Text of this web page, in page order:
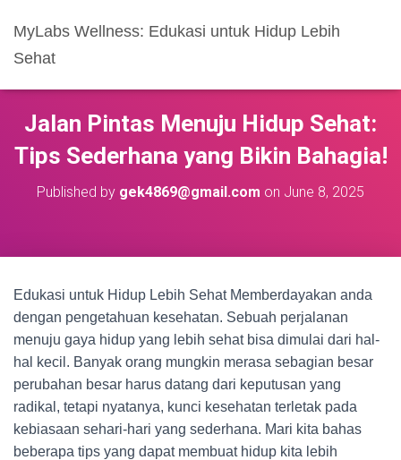
MyLabs Wellness: Edukasi untuk Hidup Lebih
Sehat
Jalan Pintas Menuju Hidup Sehat:
Tips Sederhana yang Bikin Bahagia!
Published by gek4869@gmail.com on June 8, 2025
Edukasi untuk Hidup Lebih Sehat Memberdayakan anda
dengan pengetahuan kesehatan. Sebuah perjalanan
menuju gaya hidup yang lebih sehat bisa dimulai dari hal-
hal kecil. Banyak orang mungkin merasa sebagian besar
perubahan besar harus datang dari keputusan yang
radikal, tetapi nyatanya, kunci kesehatan terletak pada
kebiasaan sehari-hari yang sederhana. Mari kita bahas
beberapa tips yang dapat membuat hidup kita lebih